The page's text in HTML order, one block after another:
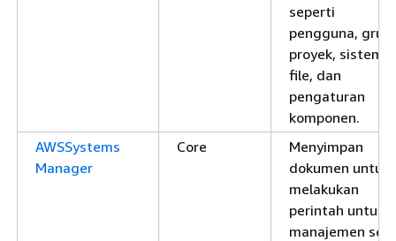
seperti
pengguna, grup,
proyek, sistem
file, dan
pengaturan
komponen.
AWSSystems
Manager
Core
Menyimpan
dokumen untuk
melakukan
perintah untuk
manajemen sesi